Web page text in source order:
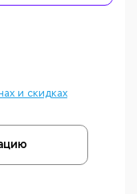
и скидках